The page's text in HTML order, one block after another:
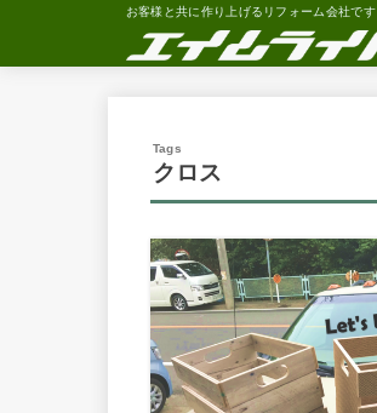
お客様と共に作り上げるリフォーム会社です
クロス